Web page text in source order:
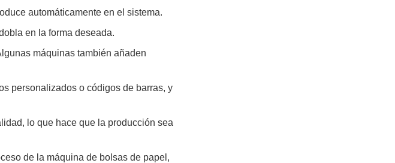
automáticamente en el sistema.
en la forma deseada.
máquinas también añaden
personalizados o códigos de barras, y
lo que hace que la producción sea
de la máquina de bolsas de papel,